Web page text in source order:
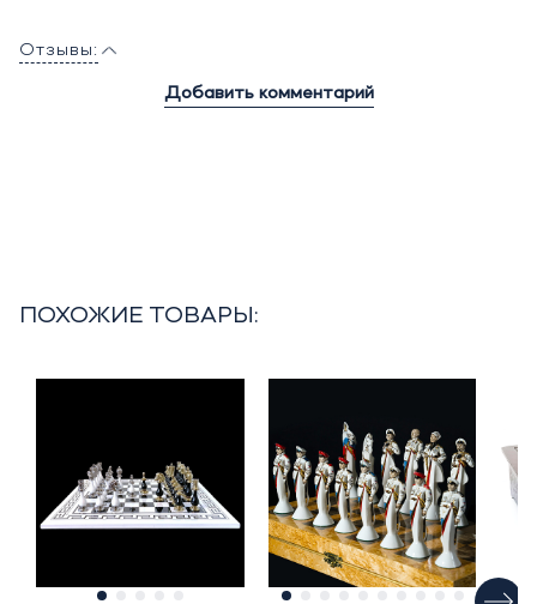
Отзывы:
Добавить комментарий
ПОХОЖИЕ ТОВАРЫ: